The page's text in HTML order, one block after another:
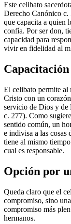
Este celibato
Derecho Canónico c.
que capacita a quien
confía. Por ser don,
capacidad para
vivir en fidelidad al
El celibato permite al
Cristo con un
servicio de Dios y de
c. 277). Como
sentido común, un
e indivisa a las cosas
tiene al mismo
cual es responsable.
Opción por
Queda claro que el
compromiso, sino
compromiso más
hermanos.